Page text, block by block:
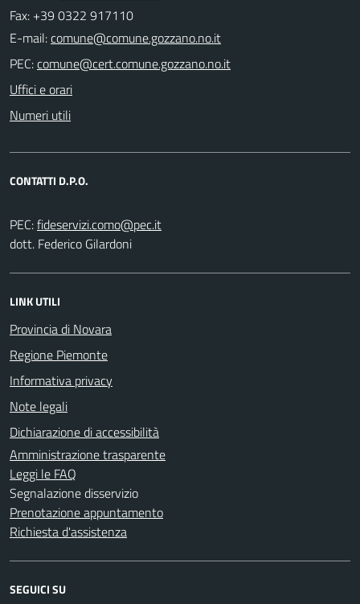
Fax: +39 0322 917110
E-mail:
PEC:
Uffici e orari
Numeri utili
CONTATTI D.P.O.
PEC:
dott. Federico Gilardoni
LINK UTILI
Provincia di Novara
Regione Piemonte
Informativa privacy
Note legali
Dichiarazione di accessibilità
Amministrazione trasparente
Leggi le FAQ
Segnalazione disservizio
Prenotazione appuntamento
Richiesta d'assistenza
SEGUICI SU